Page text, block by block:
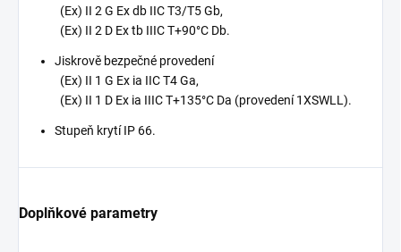
(Ex) II 2 G Ex db IIC T3/T5 Gb,
(Ex) II 2 D Ex tb IIIC T+90°C Db.
Jiskrově bezpečné provedení
(Ex) II 1 G Ex ia IIC T4 Ga,
(Ex) II 1 D Ex ia IIIC T+135°C Da (provedení 1XSWLL).
Stupeň krytí IP 66.
Doplňkové parametry